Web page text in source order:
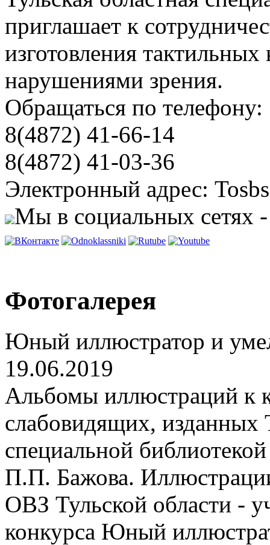
приглашает к
изготовления
нарушениями зрения.
Обращаться по телефону:
8(4872) 41-66-14
8(4872) 41-03-36
Электронный адрес:
Мы в социальных сетях
Фотогалерея
Юный иллюстратор и
19.06.2019
Альбомы иллюстраций к
слабовидящих, изданных
специальной
П.П. Бажова.
ОВЗ Тульской области -
конкурса Юный